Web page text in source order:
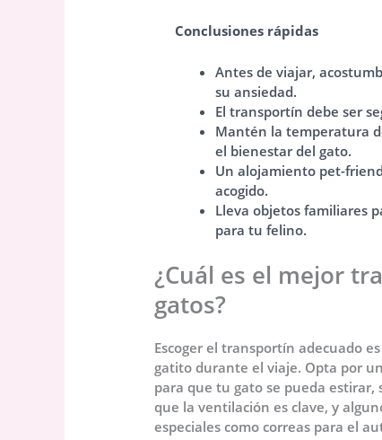
Conclusiones rápidas
Antes de viajar,
su ansiedad.
El transportín debe ser
Mantén la temperatura
el bienestar del gato.
Un alojamiento pet-
acogido.
Lleva objetos familiares
para tu felino.
¿Cuál es el mejor
gatos?
Escoger el transportín adecuado
gatito durante el viaje. Opta por
para que tu gato se pueda
que la ventilación es clave, y
especiales como correas para el